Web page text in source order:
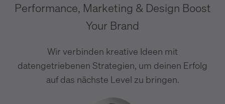
Performance, Marketing & Design Boost
Your Brand
Wir verbinden kreative Ideen mit
datengetriebenen Strategien, um deinen Erfolg
auf das nächste Level zu bringen.